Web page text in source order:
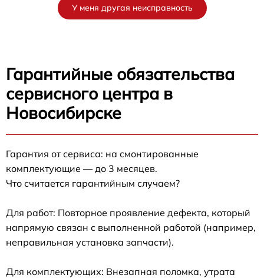
У меня другая неисправность
Гарантийные обязательства
сервисного центра в
Новосибирске
Гарантия от сервиса: на смонтированные
комплектующие — до 3 месяцев.
Что считается гарантийным случаем?
Для работ: Повторное проявление дефекта, который
напрямую связан с выполненной работой (например,
неправильная установка запчасти).
Для комплектующих: Внезапная поломка, утрата